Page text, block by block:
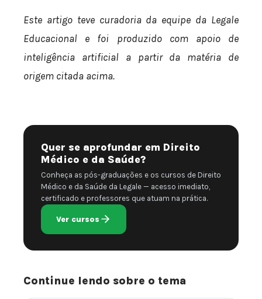
Este artigo teve curadoria da equipe da Legale
Educacional e foi produzido com apoio de
inteligência artificial a partir da matéria de
origem citada acima.
Quer se aprofundar em Direito
Médico e da Saúde?
Conheça as pós-graduações e os cursos de Direito
Médico e da Saúde da Legale — acesso imediato,
certificado e professores que atuam na prática.
Ver cursos
Continue lendo sobre o tema